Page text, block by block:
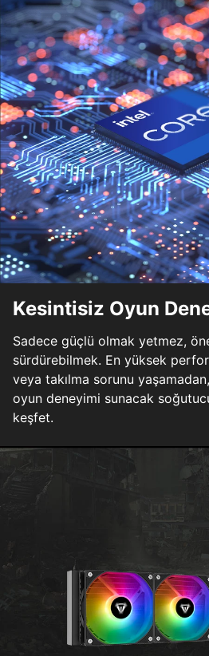
Kesintisiz Oyun
Sadece güçlü olmak yetmez,
sürdürebilmek. En yüksek
veya takılma sorunu
oyun deneyimi sunacak
keşfet.